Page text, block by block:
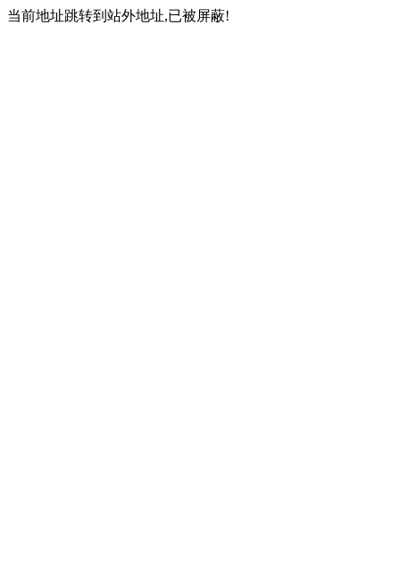
当前地址跳转到站外地址,已被屏蔽!